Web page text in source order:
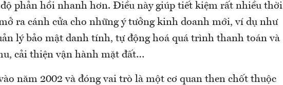
phản hồi nhanh hơn. Điều này giúp tiết kiệm rất nhiều thời
ra cánh cửa cho những ý tưởng kinh doanh mới, ví dụ như
lý bảo mật danh tính, tự động hoá quá trình thanh toán và
cải thiện vận hành mặt đất…
năm 2002 và đóng vai trò là một cơ quan then chốt thuộc